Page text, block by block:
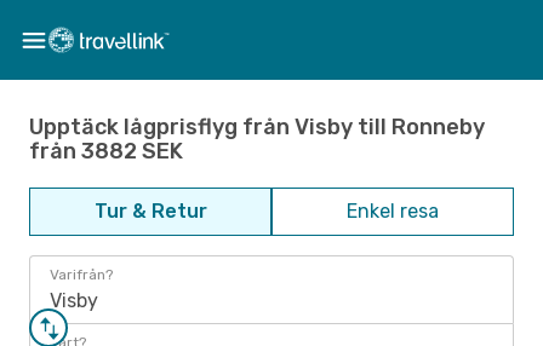
Upptäck lågprisflyg från Visby till Ronneby
från 3882 SEK
Tur & Retur Enkel resa
Varifrån?
Visby
Vart?